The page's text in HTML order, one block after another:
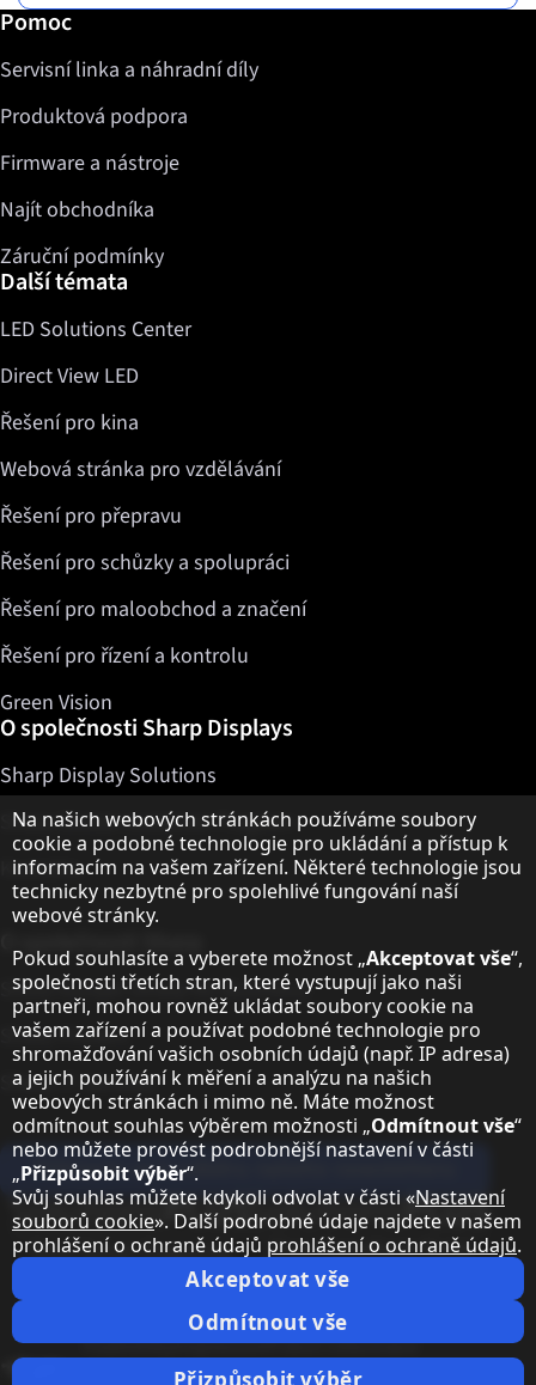
Další informace / Pomoc
Pomoc
Servisní linka a náhradní díly
Produktová podpora
Firmware a nástroje
Najít obchodníka
Záruční podmínky
Další témata
LED Solutions Center
Direct View LED
Řešení pro kina
Webová stránka pro vzdělávání
Řešení pro přepravu
Řešení pro schůzky a spolupráci
Řešení pro maloobchod a značení
Řešení pro řízení a kontrolu
Green Vision
O společnosti Sharp Displays
Sharp Display Solutions
Sharp Global Customer Program
Kontakty
O společnosti Sharp
Sharp Europe (Sharp for Business)
Sharp Printers
Sharp IT Services
Přihlaste se k odběru našeho newsletteru
Our partner programmes
Our social media profiles
Sharp X feed
Sharp YouTube channel
Sharp LinkedIn profile
Sharp Facebook page
Právní informace
Ochrana osobních údajůNastavení souborů cookie
PodmínkyImpresumPrávní informace
Upozornění k ochraně osobních údajů
Na našich webových stránkách používáme soubory
cookie a podobné technologie pro ukládání a přístup k
informacím na vašem zařízení. Některé technologie jsou
technicky nezbytné pro spolehlivé fungování naší
webové stránky.
Pokud souhlasíte a vyberete možnost „Akceptovat vše“,
společnosti třetích stran, které vystupují jako naši
partneři, mohou rovněž ukládat soubory cookie na
vašem zařízení a používat podobné technologie pro
shromažďování vašich osobních údajů (např. IP adresa)
a jejich používání k měření a analýzu na našich
webových stránkách i mimo ně. Máte možnost
odmítnout souhlas výběrem možnosti „Odmítnout vše“
nebo můžete provést podrobnější nastavení v části
„Přizpůsobit výběr“.
Svůj souhlas můžete kdykoli odvolat v části «Nastavení
souborů cookie». Další podrobné údaje najdete v našem
prohlášení o ochraně údajů prohlášení o ochraně údajů.
Akceptovat vše
Odmítnout vše
Přizpůsobit výběr